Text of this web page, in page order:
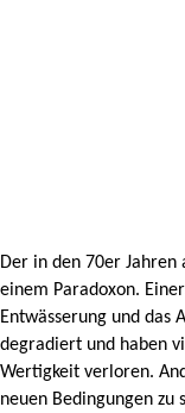
Der in den 70er
einem Paradoxon.
Entwässerung und das
degradiert und haben
Wertigkeit verloren.
neuen Bedingungen zu